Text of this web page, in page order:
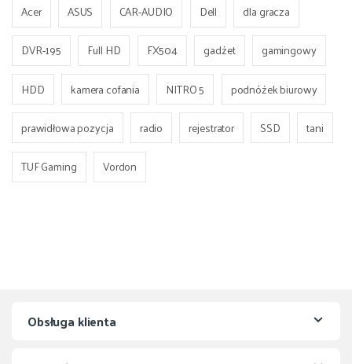
Acer ASUS CAR-AUDIO Dell
dla gracza
DVR-195
Full HD FX504 gadżet
gamingowy
HDD
kamera cofania NITRO 5
podnóżek biurowy
prawidłowa pozycja
radio rejestrator SSD
tani
TUF Gaming
Vordon
Obsługa klienta